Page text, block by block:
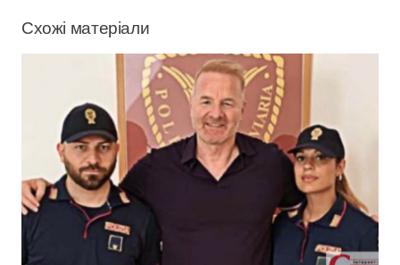
Схожі матеріали